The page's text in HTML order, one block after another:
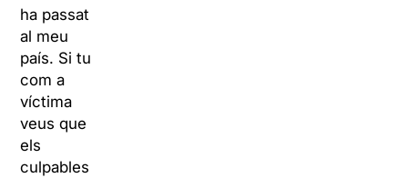
ha passat
al meu
país. Si tu
com a
víctima
veus que
els
culpables